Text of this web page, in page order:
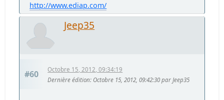
http://www.ediap.com/
Jeep35
#60
Octobre 15, 2012, 09:34:19
Dernière édition: Octobre 15, 2012, 09:42:30 par Jeep35